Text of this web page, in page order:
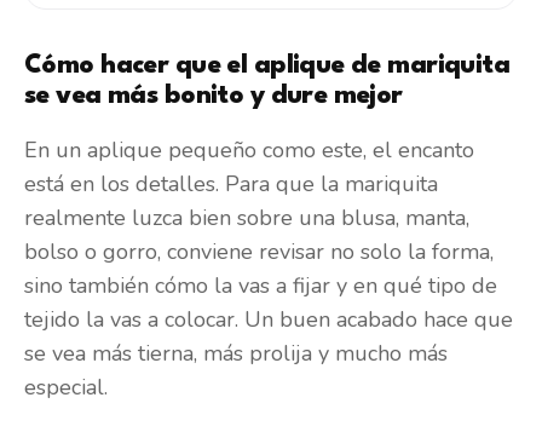
Cómo hacer que el aplique de mariquita
se vea más bonito y dure mejor
En un aplique pequeño como este, el encanto
está en los detalles. Para que la mariquita
realmente luzca bien sobre una blusa, manta,
bolso o gorro, conviene revisar no solo la forma,
sino también cómo la vas a fijar y en qué tipo de
tejido la vas a colocar. Un buen acabado hace que
se vea más tierna, más prolija y mucho más
especial.